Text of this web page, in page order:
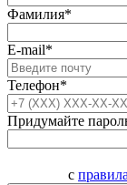
Фамилия*
E-mail*
Телефон*
Придумайте
с